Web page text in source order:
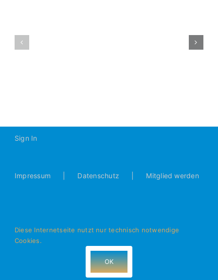
Sign In
Impressum Datenschutz Mitglied werden
© Alle Rechte vorbehalten - JFG Donautal Bad Abbach e.V.
- 93077 Bad Abbach
FacebookInstagram
Diese Internetseite nutzt nur technisch notwendige
Cookies.
OK